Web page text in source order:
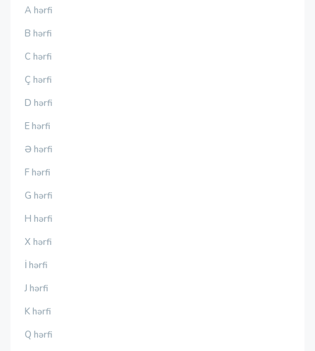
A hərfi
B hərfi
C hərfi
Ç hərfi
D hərfi
E hərfi
Ə hərfi
F hərfi
G hərfi
H hərfi
X hərfi
İ hərfi
J hərfi
K hərfi
Q hərfi